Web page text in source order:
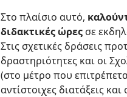
Στο πλαίσιο αυτό,
διδακτικές ώρες σε
Στις σχετικές δράσεις
δραστηριότητες και οι
(στο μέτρο που
αντίστοιχες διατάξεις και